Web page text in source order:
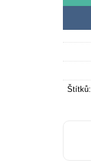
Štítků: